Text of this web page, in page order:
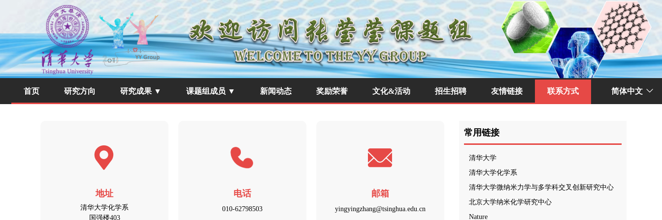
首页 研究方向 研究成果 ▼ 课题组成员 ▼ 新闻动态 奖励荣誉 文化&活动 招生招聘 友情链接 联系方式 ꀅ
简体中文
地址
清华大学化学系
国强楼403
邮箱
yingyingzhang@tsinghua.edu.cn
电话
010-62798503
常用链接
清华大学
清华大学化学系
清华大学微纳米力学与多学科交叉创新研究中心
北京大学纳米化学研究中心
Nature